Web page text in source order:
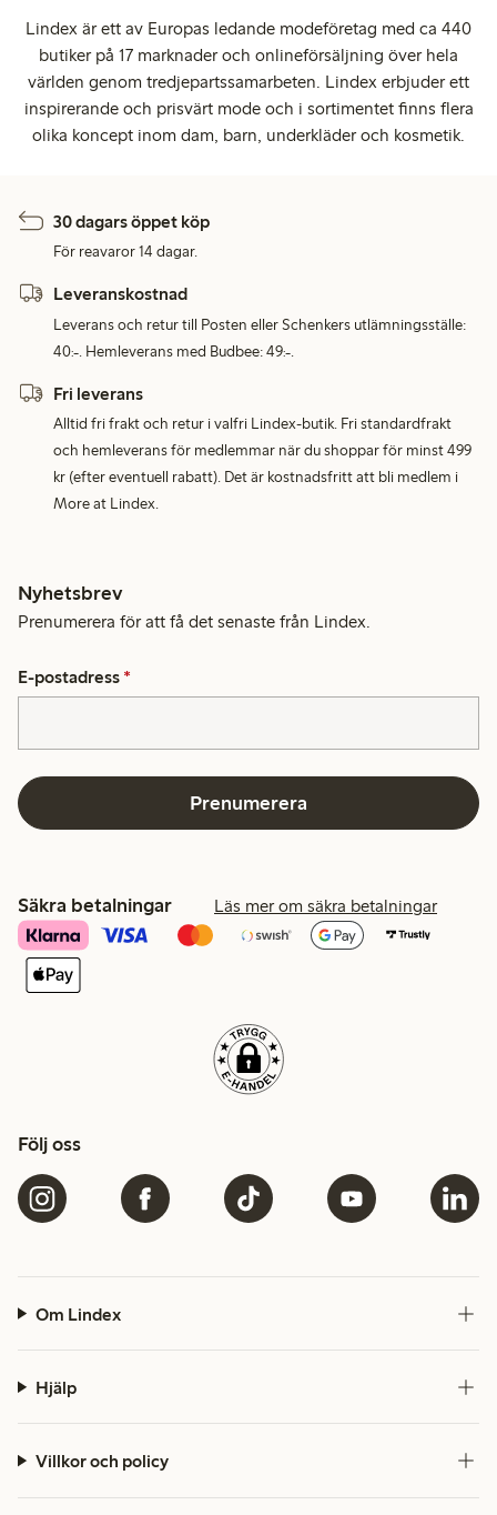
Lindex är ett av Europas ledande modeföretag med ca 440
butiker på 17 marknader och onlineförsäljning över hela
världen genom tredjepartssamarbeten. Lindex erbjuder ett
inspirerande och prisvärt mode och i sortimentet finns flera
olika koncept inom dam, barn, underkläder och kosmetik.
30 dagars öppet köp
För reavaror 14 dagar.
Leveranskostnad
Leverans och retur till Posten eller Schenkers utlämningsställe:
40:-. Hemleverans med Budbee: 49:-.
Fri leverans
Alltid fri frakt och retur i valfri Lindex-butik. Fri standardfrakt
och hemleverans för medlemmar när du shoppar för minst 499
kr (efter eventuell rabatt). Det är kostnadsfritt att bli medlem i
More at Lindex.
Nyhetsbrev
Prenumerera för att få det senaste från Lindex.
E-postadress *
Prenumerera
Säkra betalningar Läs mer om säkra betalningar
Följ oss
Om Lindex
Hjälp
Villkor och policy